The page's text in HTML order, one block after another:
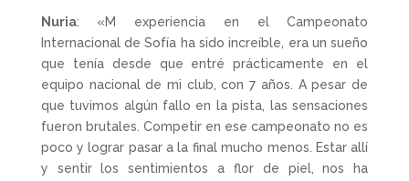
Nuria: «M experiencia en el Campeonato
Internacional de Sofía ha sido increíble, era un sueño
que tenía desde que entré prácticamente en el
equipo nacional de mi club, con 7 años. A pesar de
que tuvimos algún fallo en la pista, las sensaciones
fueron brutales. Competir en ese campeonato no es
poco y lograr pasar a la final mucho menos. Estar allí
y sentir los sentimientos a flor de piel, nos ha